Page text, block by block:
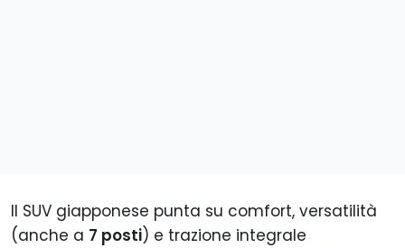
Il SUV giapponese punta su comfort, versatilità
(anche a 7 posti) e trazione integrale